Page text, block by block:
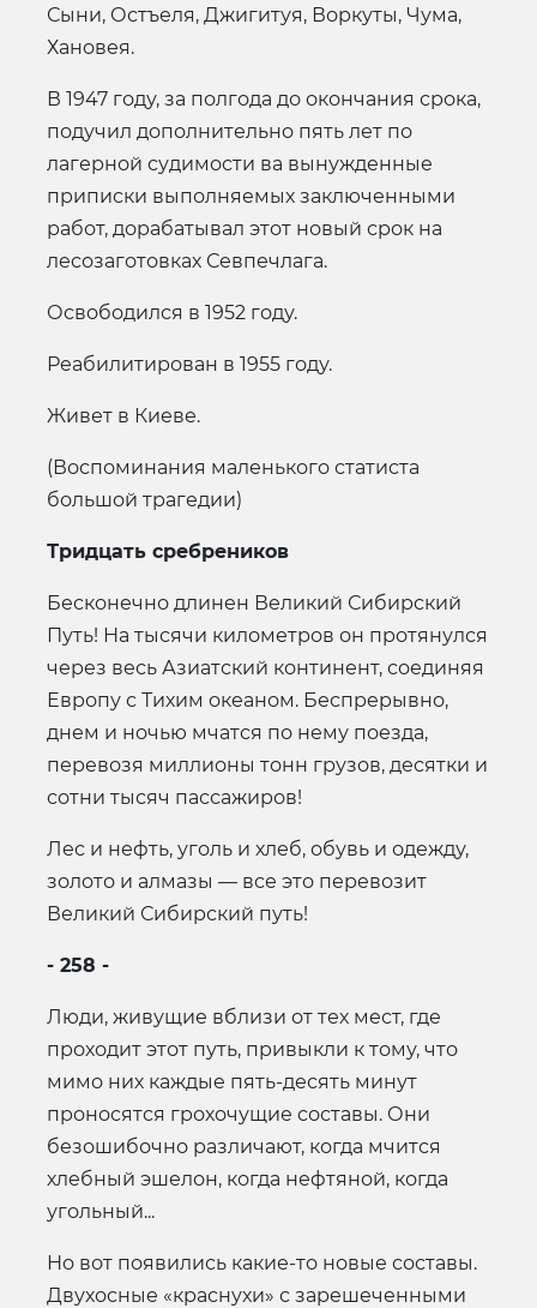
Сыни, Остъеля, Джигитуя, Воркуты, Чума,
Хановея.
В 1947 году, за полгода до окончания срока,
подучил дополнительно пять лет по
лагерной судимости ва вынужденные
приписки выполняемых заключенными
работ, дорабатывал этот новый срок на
лесозаготовках Севпечлага.
Освободился в 1952 году.
Реабилитирован в 1955 году.
Живет в Киеве.
(Воспоминания маленького статиста
большой трагедии)
Тридцать сребреников
Бесконечно длинен Великий Сибирский
Путь! На тысячи километров он протянулся
через весь Азиатский континент, соединяя
Европу с Тихим океаном. Беспрерывно,
днем и ночью мчатся по нему поезда,
перевозя миллионы тонн грузов, десятки и
сотни тысяч пассажиров!
Лес и нефть, уголь и хлеб, обувь и одежду,
золото и алмазы — все это перевозит
Великий Сибирский путь!
- 258 -
Люди, живущие вблизи от тех мест, где
проходит этот путь, привыкли к тому, что
мимо них каждые пять-десять минут
проносятся грохочущие составы. Они
безошибочно различают, когда мчится
хлебный эшелон, когда нефтяной, когда
угольный...
Но вот появились какие-то новые составы.
Двухосные «краснухи» с зарешеченными